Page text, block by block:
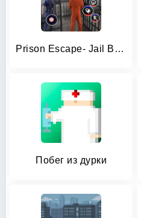
Prison Escape- Jail Break Game
Побег из дурки